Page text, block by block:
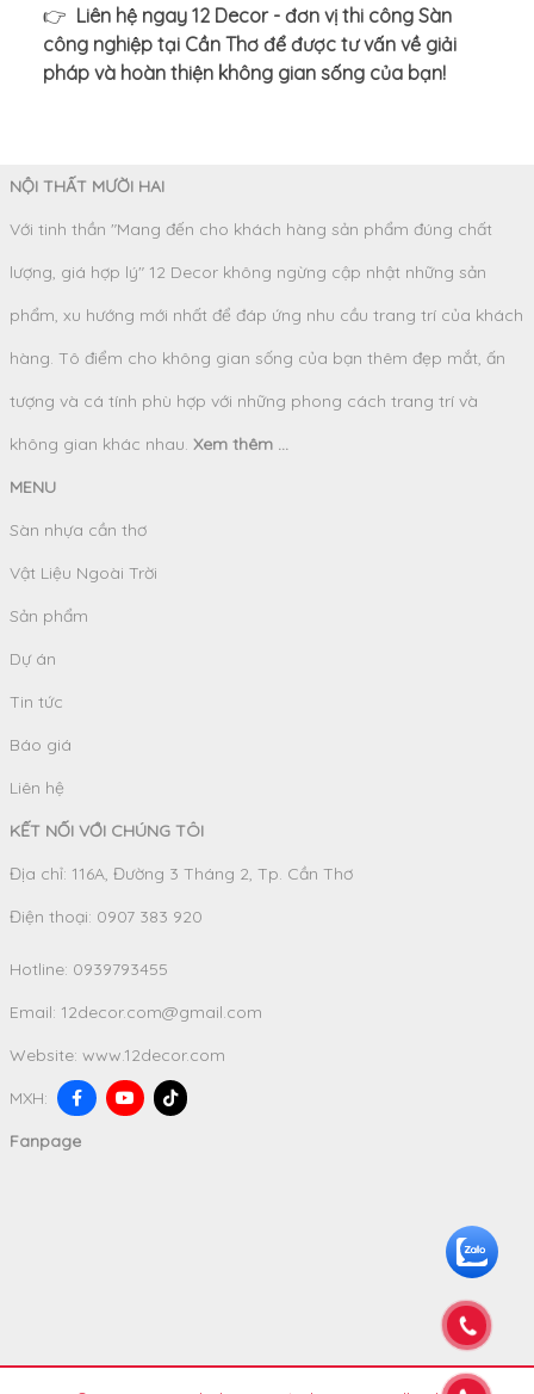
👉 Liên hệ ngay 12 Decor - đơn vị thi công Sàn
công nghiệp tại Cần Thơ để được tư vấn về giải
pháp và hoàn thiện không gian sống của bạn!
NỘI THẤT MƯỜI HAI
Với tinh thần "Mang đến cho khách hàng sản phẩm đúng chất
lượng, giá hợp lý" 12 Decor không ngừng cập nhật những sản
phẩm, xu hướng mới nhất để đáp ứng nhu cầu trang trí của khách
hàng. Tô điểm cho không gian sống của bạn thêm đẹp mắt, ấn
tượng và cá tính phù hợp với những phong cách trang trí và
không gian khác nhau. Xem thêm ...
MENU
Sàn nhựa cần thơ
Vật Liệu Ngoài Trời
Sản phẩm
Dự án
Tin tức
Báo giá
Liên hệ
KẾT NỐI VỚI CHÚNG TÔI
Địa chỉ: 116A, Đường 3 Tháng 2, Tp. Cần Thơ
Điện thoại: 0907 383 920
Hotline: 0939793455
Email: 12decor.com@gmail.com
Website: www.12decor.com
MXH:
Fanpage